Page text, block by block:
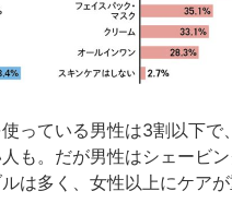
っている男性は3割以下で
も。だが男性はシェービ
は多く、女性以上にケアが